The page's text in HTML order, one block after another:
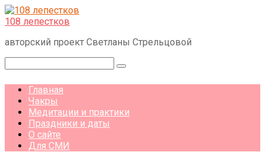
Перейти
к
108 лепестков
авторский проект Светланы Стрельцовой
Главная
Чакры
Медитации и практики
Праздники и даты
О сайте
Для СМИ